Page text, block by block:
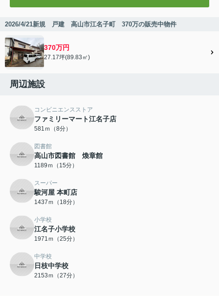
2026/4/21新規 戸建 高山市江名子町 370万の販売中物件
370万円
27.17坪(89.83㎡)
周辺施設
コンビニエンスストア
ファミリーマート江名子店
581ｍ（8分）
図書館
高山市図書館 煥章館
1189ｍ（15分）
スーパー
駿河屋 本町店
1437ｍ（18分）
小学校
江名子小学校
1971ｍ（25分）
中学校
日枝中学校
2153ｍ（27分）